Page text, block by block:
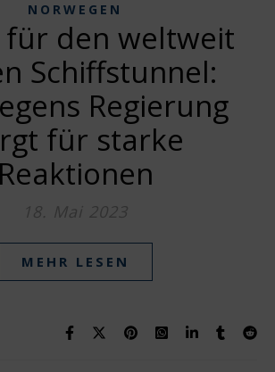
NORWEGEN
für den weltweit
Schiffstunnel:
Regierung
für starke
Reaktionen
18. Mai 2023
MEHR LESEN